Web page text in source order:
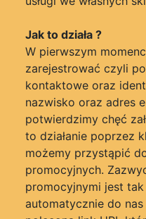
Jak to działa ?
W pierwszym
zarejestrować czyli
kontaktowe oraz
nazwisko oraz adres
potwierdzimy chęć
to działanie poprzez
możemy przystąpić
promocyjnych.
promocyjnymi jest
automatycznie do